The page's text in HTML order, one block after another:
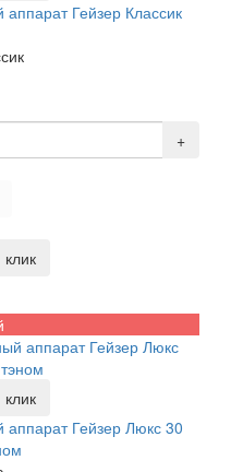
Гейзер Классик
+
Гейзер Люкс 30